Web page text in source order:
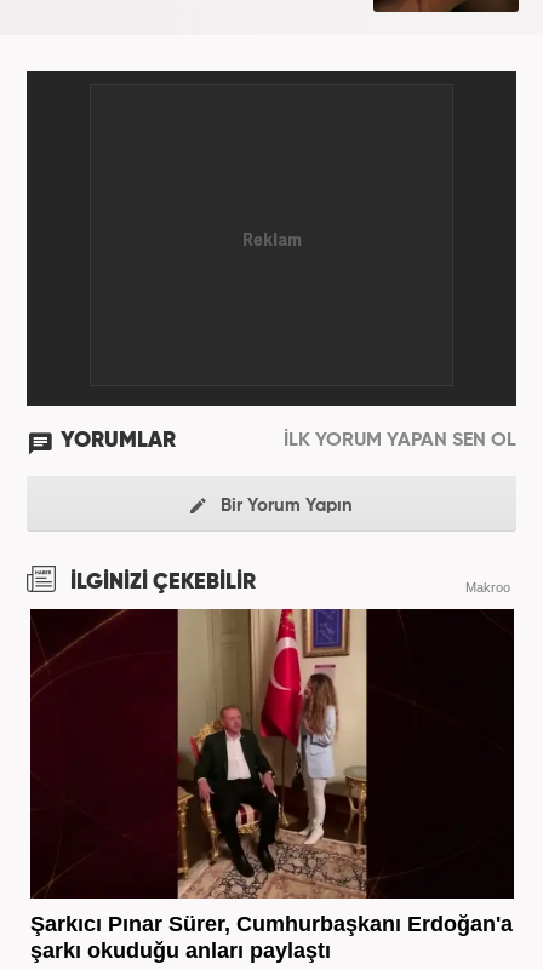
YORUMLAR İLK YORUM YAPAN SEN OL
Bir Yorum Yapın
İLGİNİZİ ÇEKEBİLİR Makroo
Şarkıcı Pınar Sürer, Cumhurbaşkanı Erdoğan'a
şarkı okuduğu anları paylaştı